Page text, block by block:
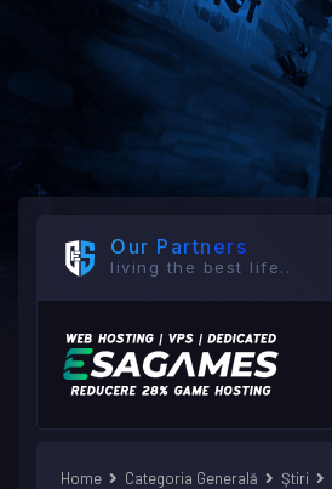
Our Partners
living the best life..
Home Categoria Generală Ştiri